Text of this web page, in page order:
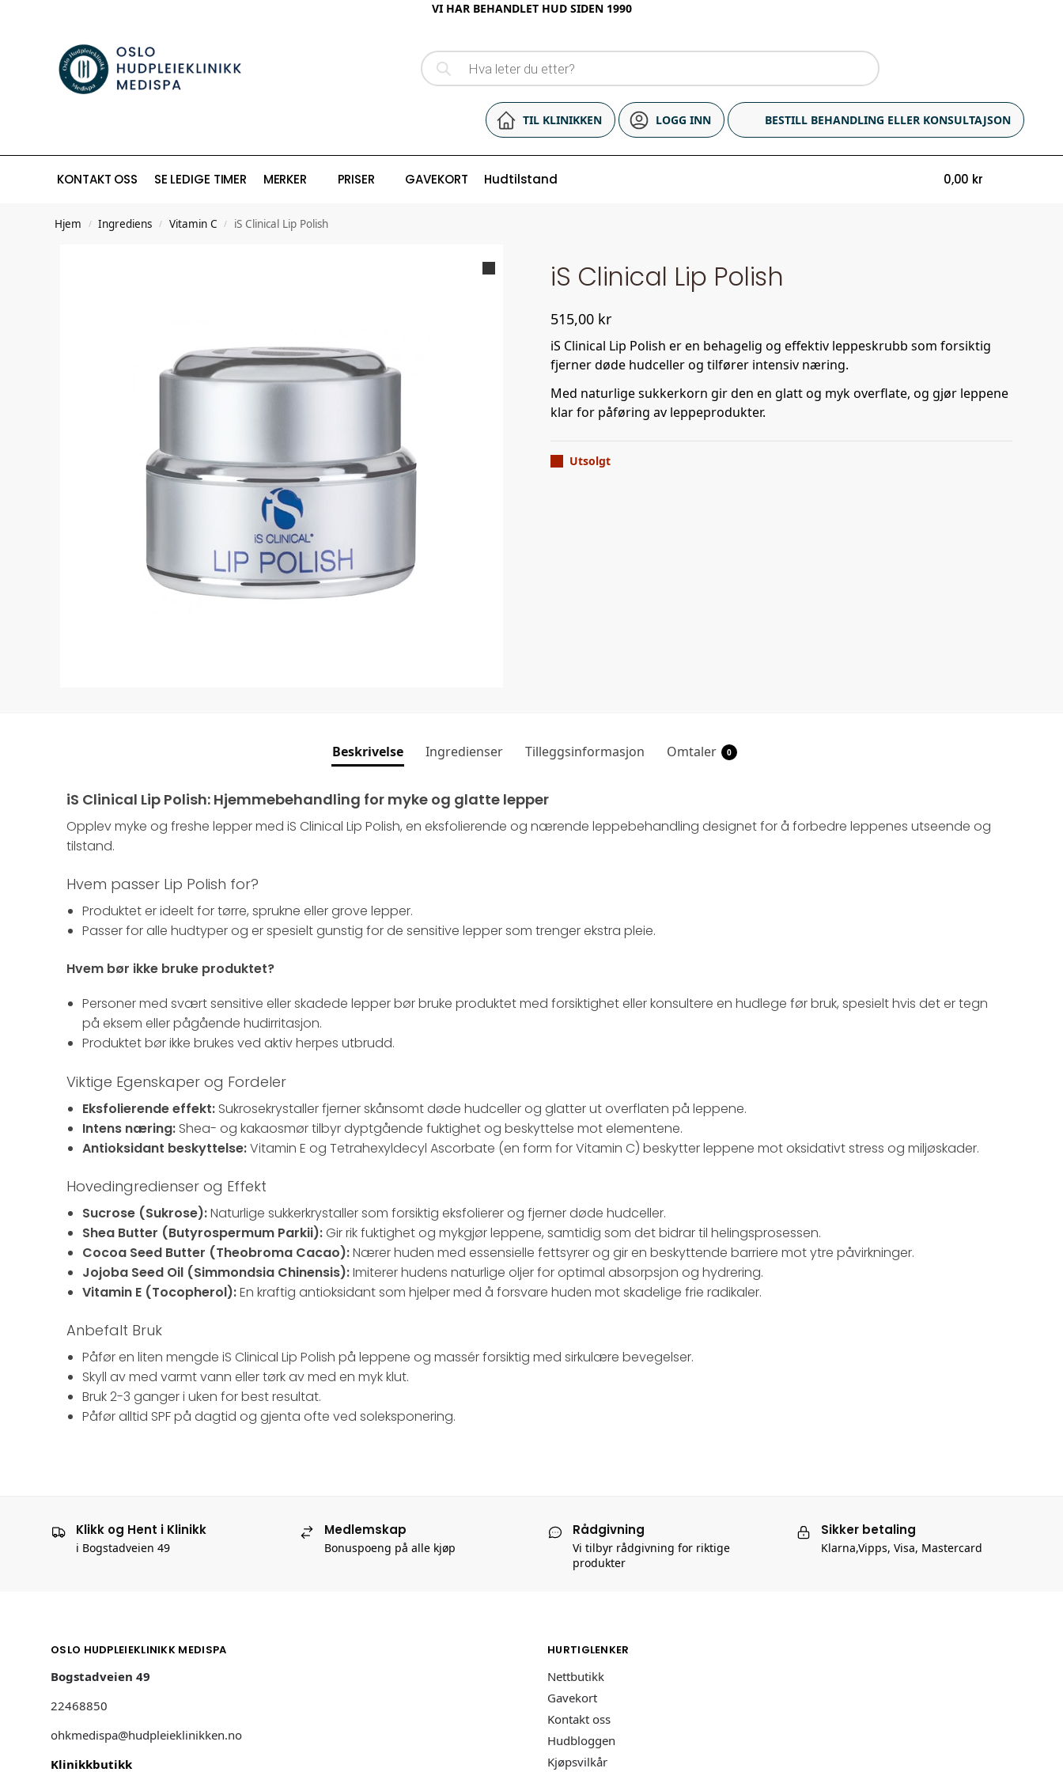
VI HAR BEHANDLET HUD SIDEN 1990
TIL KLINIKKEN LOGG INN BESTILL BEHANDLING ELLER KONSULTAJSON
KONTAKT OSS SE LEDIGE TIMER MERKER PRISER GAVEKORT Hudtilstand 0,00 kr
Hjem / Ingrediens / Vitamin C / iS Clinical Lip Polish
iS Clinical Lip Polish
515,00 kr
iS Clinical Lip Polish er en behagelig og effektiv leppeskrubb som forsiktig
fjerner døde hudceller og tilfører intensiv næring.
Med naturlige sukkerkorn gir den en glatt og myk overflate, og gjør leppene
klar for påføring av leppeprodukter.
Utsolgt
Beskrivelse Ingredienser Tilleggsinformasjon Omtaler 0
iS Clinical Lip Polish: Hjemmebehandling for myke og glatte lepper
Opplev myke og freshe lepper med iS Clinical Lip Polish, en eksfolierende og nærende leppebehandling designet for å forbedre leppenes utseende og
tilstand.
Hvem passer Lip Polish for?
Produktet er ideelt for tørre, sprukne eller grove lepper.
Passer for alle hudtyper og er spesielt gunstig for de sensitive lepper som trenger ekstra pleie.
Hvem bør ikke bruke produktet?
Personer med svært sensitive eller skadede lepper bør bruke produktet med forsiktighet eller konsultere en hudlege før bruk, spesielt hvis det er tegn
på eksem eller pågående hudirritasjon.
Produktet bør ikke brukes ved aktiv herpes utbrudd.
Viktige Egenskaper og Fordeler
Eksfolierende effekt:Sukrosekrystaller fjerner skånsomt døde hudceller og glatter ut overflaten på leppene.
Intens næring:Shea- og kakaosmør tilbyr dyptgående fuktighet og beskyttelse mot elementene.
Antioksidant beskyttelse:Vitamin E og Tetrahexyldecyl Ascorbate (en form for Vitamin C) beskytter leppene mot oksidativt stress og miljøskader.
Hovedingredienser og Effekt
Sucrose (Sukrose):Naturlige sukkerkrystaller som forsiktig eksfolierer og fjerner døde hudceller.
Shea Butter (Butyrospermum Parkii):Gir rik fuktighet og mykgjør leppene, samtidig som det bidrar til helingsprosessen.
Cocoa Seed Butter (Theobroma Cacao):Nærer huden med essensielle fettsyrer og gir en beskyttende barriere mot ytre påvirkninger.
Jojoba Seed Oil (Simmondsia Chinensis):Imiterer hudens naturlige oljer for optimal absorpsjon og hydrering.
Vitamin E (Tocopherol):En kraftig antioksidant som hjelper med å forsvare huden mot skadelige frie radikaler.
Anbefalt Bruk
Påfør en liten mengde iS Clinical Lip Polish på leppene og massér forsiktig med sirkulære bevegelser.
Skyll av med varmt vann eller tørk av med en myk klut.
Bruk 2-3 ganger i uken for best resultat.
Påfør alltid SPF på dagtid og gjenta ofte ved soleksponering.
Klikk og Hent i Klinikk
i Bogstadveien 49
Medlemskap
Bonuspoeng på alle kjøp
Rådgivning
Vi tilbyr rådgivning for riktige
produkter
Sikker betaling
Klarna,Vipps, Visa, Mastercard
OSLO HUDPLEIEKLINIKK MEDISPA
Bogstadveien 49
22468850
ohkmedispa@hudpleieklinikken.no
Klinikkbutikk
HURTIGLENKER
Nettbutikk
Gavekort
Kontakt oss
Hudbloggen
Kjøpsvilkår